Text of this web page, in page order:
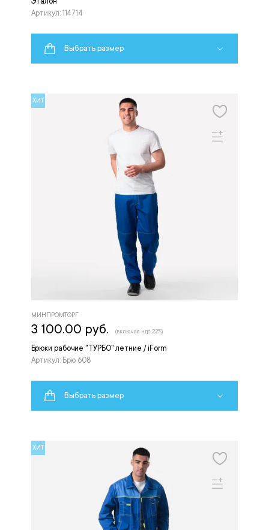
Артикул: 114714
Выбрать размер
ХИТ
Брюки рабочие "ТУРБО" летние / iForm
Артикул: Брю 608
МИНПРОМТОРГ
3 100.00 руб. (включая ндс 22%)
Выбрать размер
ХИТ